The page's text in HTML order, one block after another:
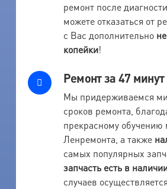
ремонт после
можете отказаться от
с Вас дополнительно
копейки!
Ремонт за 47
Мы придерживаемся
сроков ремонта,
прекрасному обучению
Ленремонта, а также
самых популярных
запчасть есть в
случаев